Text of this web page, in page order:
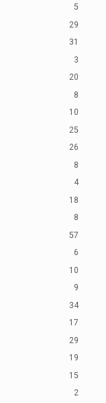
5
29
31
3
20
8
10
25
26
8
4
18
8
57
6
10
9
34
17
29
19
15
2